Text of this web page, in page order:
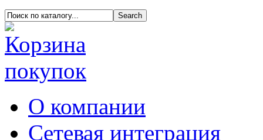
О компании
Сетевая интеграция